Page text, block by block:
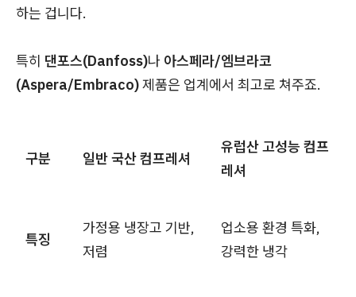
하는 겁니다.
특히 댄포스(Danfoss)나 아스페라/엠브라코
(Aspera/Embraco)제품은 업계에서 최고로 쳐주죠.
구분 일반 국산 컴프레셔
유럽산 고성능 컴프
레셔
특징
가정용 냉장고 기반,
저렴
업소용 환경 특화,
강력한 냉각